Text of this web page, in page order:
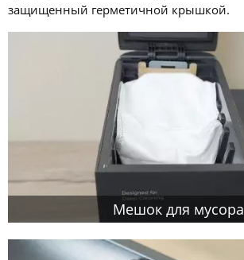
защищенный герметичной крышкой.
Мешок для мусора